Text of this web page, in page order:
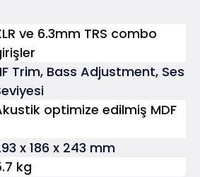
ve 6.3mm TRS combo
Trim, Bass Adjustment, Ses
optimize edilmiş MDF
x 186 x 243 mm
kg